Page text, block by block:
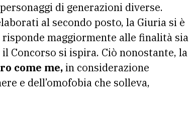
di generazioni diverse.
al secondo posto, la Giuria si è
maggiormente alle finalità sia
Concorso si ispira. Ciò nonostante, la
come me,in considerazione
e dell’omofobia che solleva,